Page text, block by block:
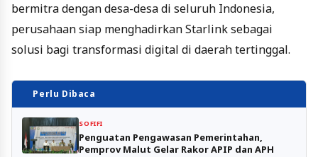
bermitra dengan desa-desa di seluruh Indonesia,
perusahaan siap menghadirkan Starlink sebagai
solusi bagi transformasi digital di daerah tertinggal.
Perlu Dibaca
SOFIFI
Penguatan Pengawasan Pemerintahan,
Pemprov Malut Gelar Rakor APIP dan APH